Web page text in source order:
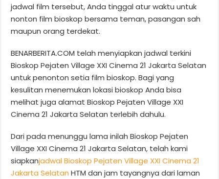
jadwal film tersebut, Anda tinggal atur waktu untuk
nonton film bioskop bersama teman, pasangan sah
maupun orang terdekat.
BENARBERITA.COM telah menyiapkan jadwal terkini
Bioskop Pejaten Village XXI Cinema 21 Jakarta Selatan
untuk penonton setia film bioskop. Bagi yang
kesulitan menemukan lokasi bioskop Anda bisa
melihat juga alamat Bioskop Pejaten Village XXI
Cinema 21 Jakarta Selatan terlebih dahulu.
Dari pada menunggu lama inilah Bioskop Pejaten
Village XXI Cinema 21 Jakarta Selatan, telah kami
siapkanjadwal Bioskop Pejaten Village XXI Cinema 21
Jakarta Selatan HTM dan jam tayangnya dari laman